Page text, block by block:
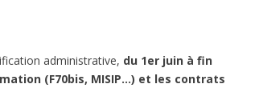
administrative, du 1er juin à fin
(F70bis, MISIP…) et les contrats